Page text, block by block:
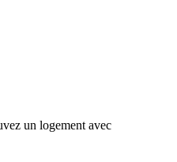
un logement avec